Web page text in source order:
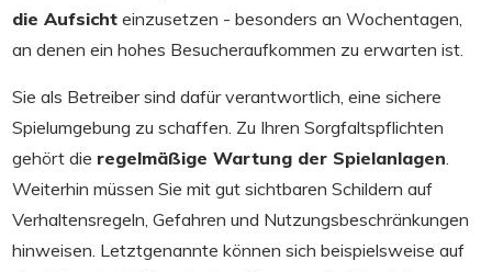
die Aufsicht einzusetzen - besonders an Wochentagen,
an denen ein hohes Besucheraufkommen zu erwarten ist.
Sie als Betreiber sind dafür verantwortlich, eine sichere
Spielumgebung zu schaffen. Zu Ihren Sorgfaltspflichten
gehört die regelmäßige Wartung der Spielanlagen
Weiterhin müssen Sie mit gut sichtbaren Schildern auf
Verhaltensregeln, Gefahren und Nutzungsbeschränkungen
hinweisen. Letztgenannte können sich beispielsweise auf